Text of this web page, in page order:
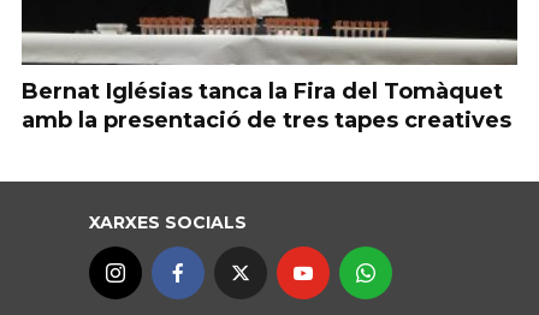
Bernat Iglésias tanca la Fira del Tomàquet
amb la presentació de tres tapes creatives
XARXES SOCIALS